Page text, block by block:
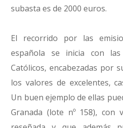
subasta es de 2000 euros.
El recorrido por las
española se inicia con
Católicos, encabezadas por
los valores de excelentes,
Un buen ejemplo de ellas
Granada (lote nº 158), con